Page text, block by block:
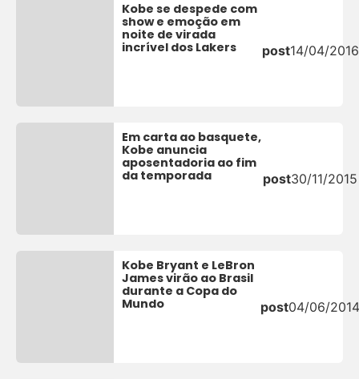
Kobe se despede com
show e emoção em
noite de virada
incrível dos Lakers
post14/04/2016
Em carta ao basquete,
Kobe anuncia
aposentadoria ao fim
da temporada
post30/11/2015
Kobe Bryant e LeBron
James virão ao Brasil
durante a Copa do
Mundo
post04/06/